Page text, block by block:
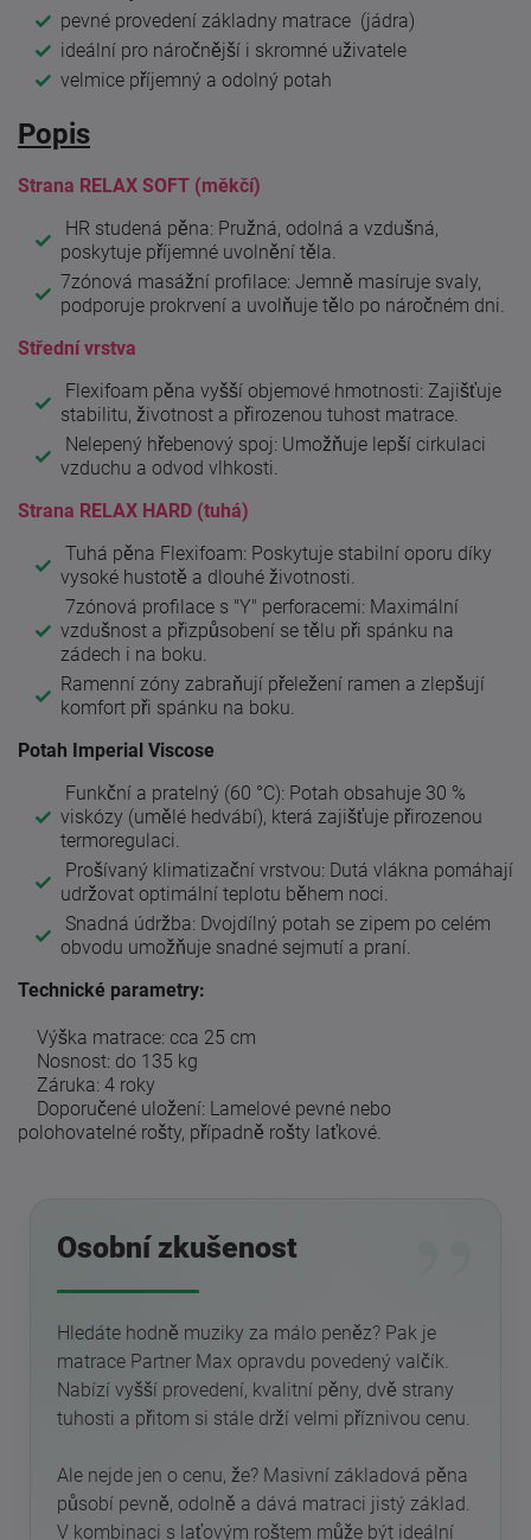
pevné provedení základny matrace (jádra)
ideální pro náročnější i skromné uživatele
velmice příjemný a odolný potah
Popis
Strana RELAX SOFT (měkčí)
HR studená pěna: Pružná, odolná a vzdušná,
poskytuje příjemné uvolnění těla.
7zónová masážní profilace: Jemně masíruje svaly,
podporuje prokrvení a uvolňuje tělo po náročném dni.
Střední vrstva
Flexifoam pěna vyšší objemové hmotnosti: Zajišťuje
stabilitu, životnost a přirozenou tuhost matrace.
Nelepený hřebenový spoj: Umožňuje lepší cirkulaci
vzduchu a odvod vlhkosti.
Strana RELAX HARD (tuhá)
Tuhá pěna Flexifoam: Poskytuje stabilní oporu díky
vysoké hustotě a dlouhé životnosti.
7zónová profilace s "Y" perforacemi: Maximální
vzdušnost a přizpůsobení se tělu při spánku na
zádech i na boku.
Ramenní zóny zabraňují přeležení ramen a zlepšují
komfort při spánku na boku.
Potah Imperial Viscose
Funkční a pratelný (60 °C): Potah obsahuje 30 %
viskózy (umělé hedvábí), která zajišťuje přirozenou
termoregulaci.
Prošívaný klimatizační vrstvou: Dutá vlákna pomáhají
udržovat optimální teplotu během noci.
Snadná údržba: Dvojdílný potah se zipem po celém
obvodu umožňuje snadné sejmutí a praní.
Technické parametry:
Výška matrace: cca 25 cm
Nosnost: do 135 kg
Záruka: 4 roky
Doporučené uložení: Lamelové pevné nebo
polohovatelné rošty, případně rošty laťkové.
Osobní zkušenost
Hledáte hodně muziky za málo peněz? Pak je
matrace Partner Max opravdu povedený valčík.
Nabízí vyšší provedení, kvalitní pěny, dvě strany
tuhosti a přitom si stále drží velmi příznivou cenu.
Ale nejde jen o cenu, že? Masivní základová pěna
působí pevně, odolně a dává matraci jistý základ.
V kombinaci s laťovým roštem může být ideální